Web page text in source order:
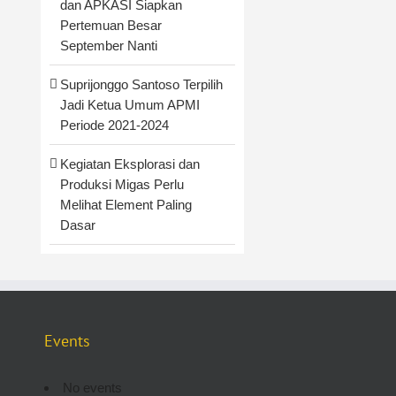
dan APKASI Siapkan
Pertemuan Besar
September Nanti
Suprijonggo Santoso Terpilih
Jadi Ketua Umum APMI
Periode 2021-2024
Kegiatan Eksplorasi dan
Produksi Migas Perlu
Melihat Element Paling
Dasar
Events
No events